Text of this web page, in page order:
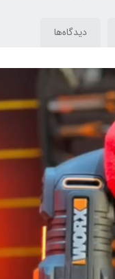
دیدگاه‌ها